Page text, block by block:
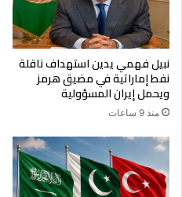
نبيل فهمي يدين استهداف ناقلة
نفط إماراتية في مضيق هرمز
ويحمل إيران المسؤولية
منذ 9 ساعات